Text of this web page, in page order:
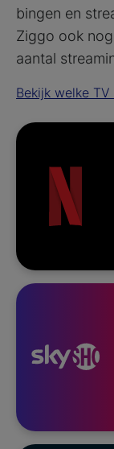
bingen en
Ziggo ook
aantal
Bekijk welke